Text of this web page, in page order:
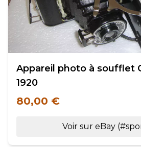
Appareil photo à soufflet
1920
80,00 €
Voir sur eBay